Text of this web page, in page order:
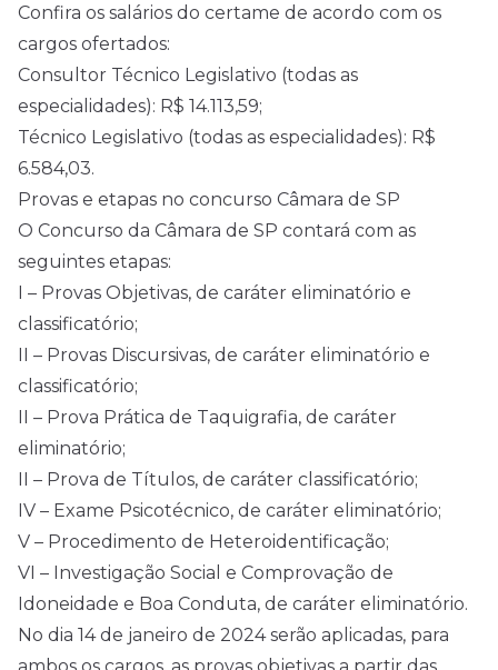
Confira os salários do certame de acordo com os
cargos ofertados:
Consultor Técnico Legislativo (todas as
especialidades): R$ 14.113,59;
Técnico Legislativo (todas as especialidades): R$
6.584,03.
Provas e etapas no concurso Câmara de SP
O Concurso da Câmara de SP contará com as
seguintes etapas:
I – Provas Objetivas, de caráter eliminatório e
classificatório;
II – Provas Discursivas, de caráter eliminatório e
classificatório;
II – Prova Prática de Taquigrafia, de caráter
eliminatório;
II – Prova de Títulos, de caráter classificatório;
IV – Exame Psicotécnico, de caráter eliminatório;
V – Procedimento de Heteroidentificação;
VI – Investigação Social e Comprovação de
Idoneidade e Boa Conduta, de caráter eliminatório.
No dia 14 de janeiro de 2024 serão aplicadas, para
ambos os cargos, as provas objetivas a partir das